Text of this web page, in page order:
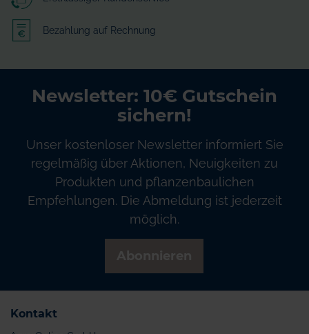
Bezahlung auf Rechnung
Newsletter: 10€ Gutschein
sichern!
Unser kostenloser Newsletter informiert Sie
regelmäßig über Aktionen, Neuigkeiten zu
Produkten und pflanzenbaulichen
Empfehlungen. Die Abmeldung ist jederzeit
möglich.
Kontakt